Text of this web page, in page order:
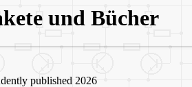
und
published 2026